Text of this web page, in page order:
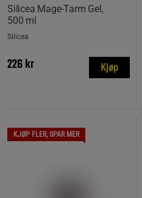
Silicea Mage-Tarm Gel,
500 ml
Silicea
226 kr Kjøp
KJØP FLER, SPAR MER